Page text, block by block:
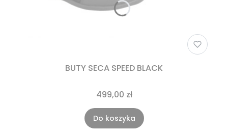
BUTY SECA SPEED BLACK
499,00 zł
Do koszyka